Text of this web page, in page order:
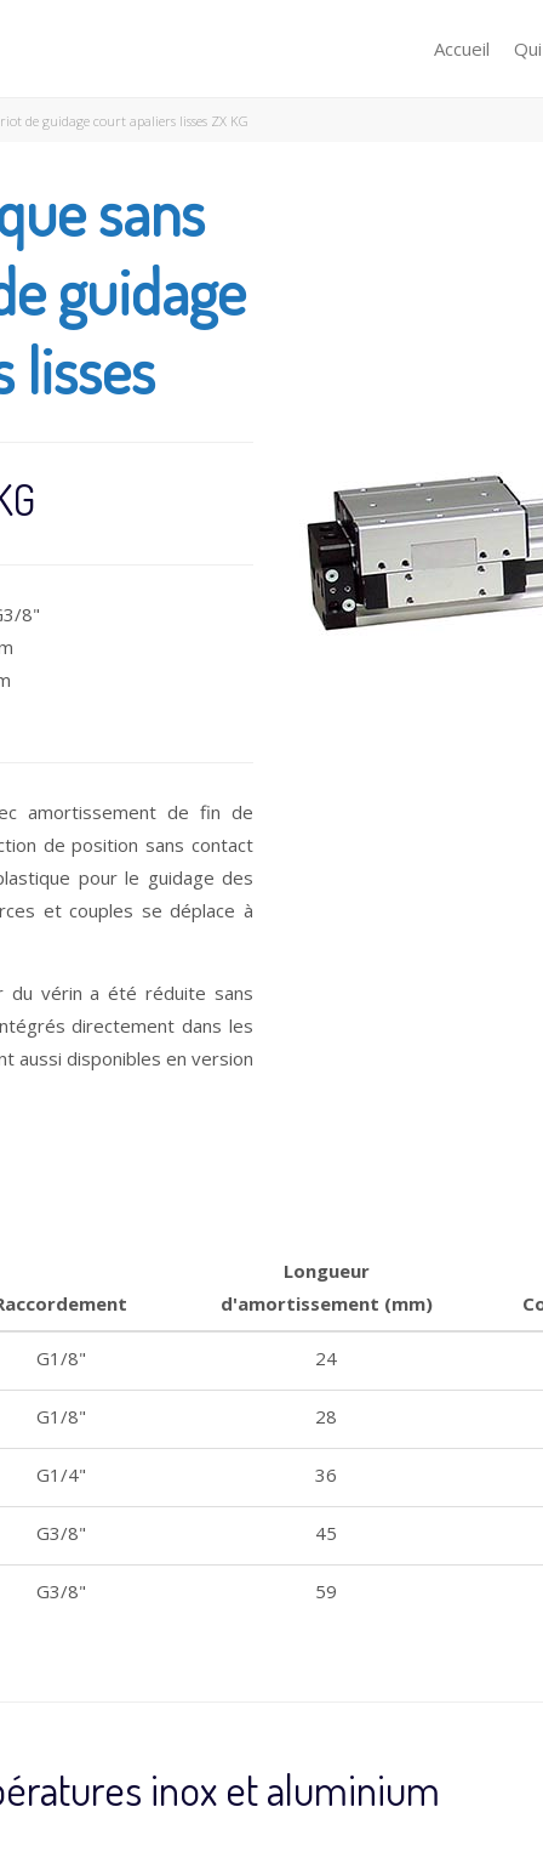
Accueil
de guidage court apaliers lisses ZX KG
sans
guidage
lisses
8"
amortissement de fin de
de position sans contact
pour le guidage des
et couples se déplace à
du vérin a été réduite sans
directement dans les
aussi disponibles en version
Longueur
d'amortissement (mm)
G1/8" 24
G1/8" 28
G1/4" 36
G3/8" 45
G3/8" 59
inox et aluminium